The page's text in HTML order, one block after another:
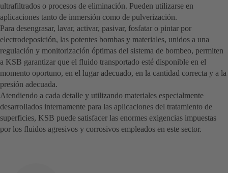
ultrafiltrados o procesos de eliminación. Pueden utilizarse en
aplicaciones tanto de inmersión como de pulverización.
Para desengrasar, lavar, activar, pasivar, fosfatar o pintar por
electrodeposición, las potentes bombas y materiales, unidos a una
regulación y monitorización óptimas del sistema de bombeo, permiten
a KSB garantizar que el fluido transportado esté disponible en el
momento oportuno, en el lugar adecuado, en la cantidad correcta y a la
presión adecuada.
Atendiendo a cada detalle y utilizando materiales especialmente
desarrollados internamente para las aplicaciones del tratamiento de
superficies, KSB puede satisfacer las enormes exigencias impuestas
por los fluidos agresivos y corrosivos empleados en este sector.